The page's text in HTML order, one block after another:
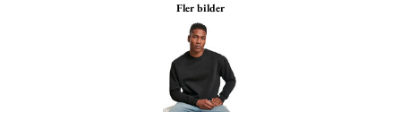
Fler bilder